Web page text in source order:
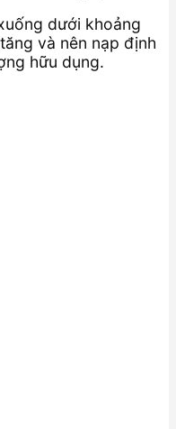
dưới khoảng
và nên nạp định
hữu dụng.